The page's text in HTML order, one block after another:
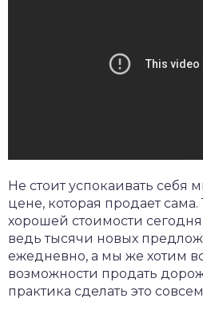
Не стоит успокаивать себя
цене, которая продает
хорошей стоимости
ведь тысячи новых
ежедневно, а мы же хотим
возможности продать
практика сделать это